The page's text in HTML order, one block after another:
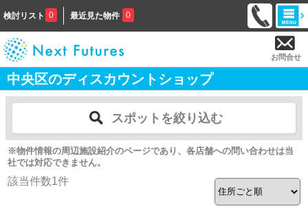
検討リスト 0 最近見た物件 0
お問合せ
中央区のディスカウントショップ
スポットを絞り込む
※物件情報の周辺施設紹介のページであり、各店舗への問い合わせは当
社では対応できません。
該当件数1件